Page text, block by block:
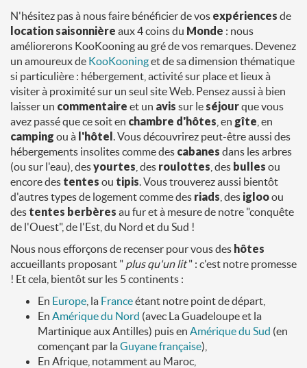
N'hésitez pas à nous faire bénéficier de vos expériences de
location saisonnière aux 4 coins du Monde : nous
améliorerons KooKooning au gré de vos remarques. Devenez
un amoureux de KooKooninget de sa dimension thématique
si particulière : hébergement, activité sur place et lieux à
visiter à proximité sur un seul site Web. Pensez aussi à bien
laisser un commentaire et un avis sur le séjourque vous
avez passé que ce soit en chambre d'hôtes , en gîte , en
camping ou à l'hôtel . Vous découvrirez peut-être aussi des
hébergements insolites comme des cabanes dans les arbres
(ou sur l'eau), desyourtes , des roulottes , des bulles ou
encore des tentes ou tipis . Vous trouverez aussi bientôt
d'autres types de logement comme des riads , des iglooou
des tentes berbères au fur et à mesure de notre "conquête
de l'Ouest", de l'Est, du Nord et du Sud !
Nous nous efforçons de recenser pour vous des hôtes
accueillants proposant " plus qu'un lit" : c'est notre promesse
! Et cela, bientôt sur les 5 continents :
En Europe , la Franceétant notre point de départ,
En Amérique du Nord (avec La Guadeloupe et la
Martinique aux Antilles) puis en Amérique du Sud (en
començant par laGuyane française),
En Afrique, notamment au Maroc,